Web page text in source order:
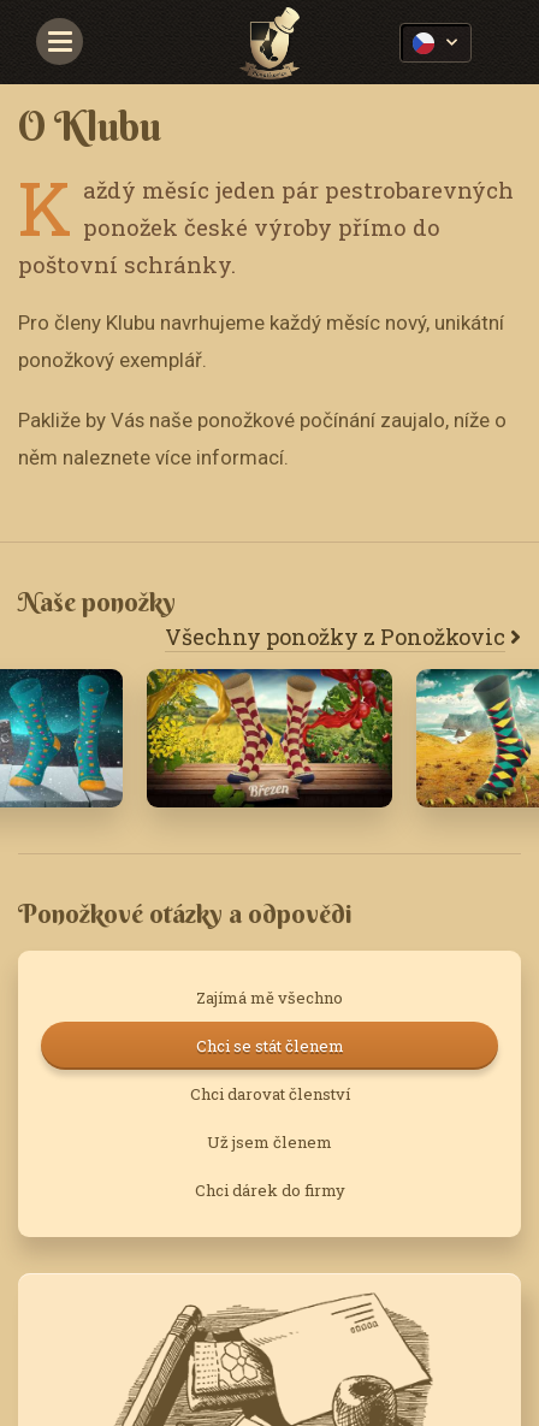
Navigace
O Klubu
K aždý měsíc jeden pár pestrobarevných
ponožek české výroby přímo do
poštovní schránky.
Pro členy Klubu navrhujeme každý měsíc nový, unikátní
ponožkový exemplář.
Pakliže by Vás naše ponožkové počínání zaujalo, níže o
něm naleznete více informací.
Naše ponožky
Všechny ponožky z Ponožkovic
Ponožkové otázky a odpovědi
Zajímá mě všechno
Chci se stát členem
Chci darovat členství
Už jsem členem
Chci dárek do firmy